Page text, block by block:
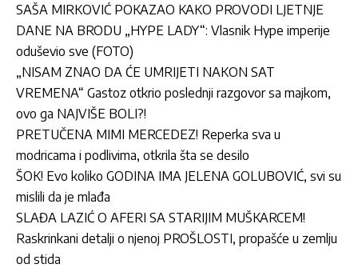
SAŠA MIRKOVIĆ POKAZAO KAKO PROVODI LJETNJE
DANE NA BRODU „HYPE LADY“: Vlasnik Hype imperije
oduševio sve (FOTO)
„NISAM ZNAO DA ĆE UMRIJETI NAKON SAT
VREMENA“ Gastoz otkrio poslednji razgovor sa majkom,
ovo ga NAJVIŠE BOLI?!
PRETUČENA MIMI MERCEDEZ! Reperka sva u
modricama i podlivima, otkrila šta se desilo
ŠOK! Evo koliko GODINA IMA JELENA GOLUBOVIĆ, svi su
mislili da je mlađa
SLAĐA LAZIĆ O AFERI SA STARIJIM MUŠKARCEM!
Raskrinkani detalji o njenoj PROŠLOSTI, propašće u zemlju
od stida